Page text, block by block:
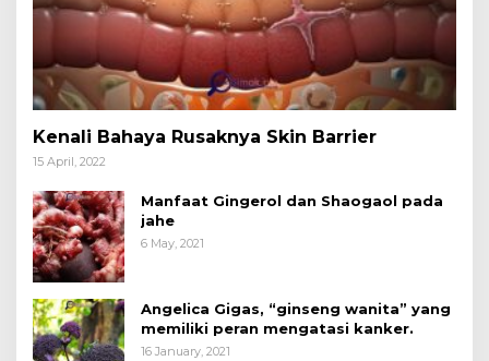
Kenali Bahaya Rusaknya Skin Barrier
15 April, 2022
Manfaat Gingerol dan Shaogaol pada
jahe
6 May, 2021
Angelica Gigas, “ginseng wanita” yang
memiliki peran mengatasi kanker.
16 January, 2021